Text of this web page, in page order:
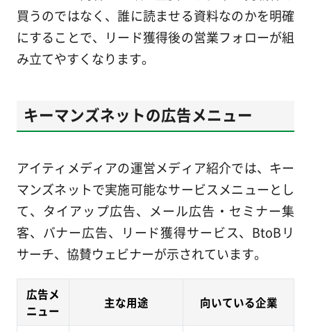
買うのではなく、誰に読ませる資料なのかを明確
にすることで、リード獲得後の営業フォローが組
み立てやすくなります。
キーマンズネットの広告メニュー
アイティメディアの運営メディア紹介では、キー
マンズネットで実施可能なサービスメニューとし
て、タイアップ広告、メール広告・セミナー集
客、バナー広告、リード獲得サービス、BtoBリ
サーチ、協賛ウェビナーが示されています。
広告メ
ニュー
主な用途 向いている企業